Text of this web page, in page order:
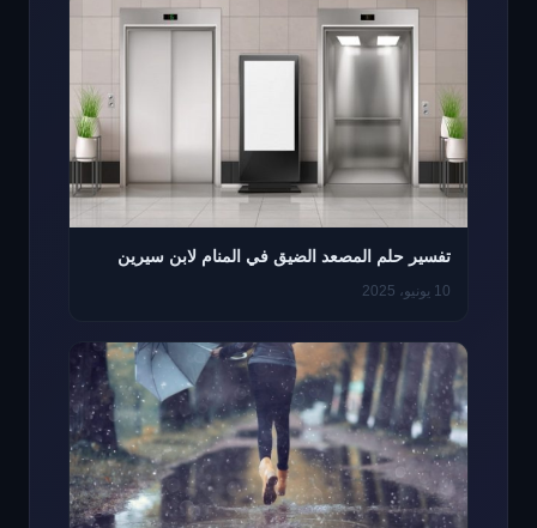
تفسير حلم المصعد الضيق في المنام لابن سيرين
10 يونيو، 2025